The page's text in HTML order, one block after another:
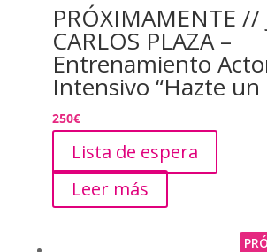
PRÓXIMAMENTE //
CARLOS PLAZA –
Entrenamiento
Intensivo “Hazte un
250€
Lista de espera
Leer más